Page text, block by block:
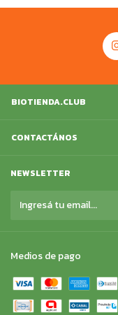
BIOTIENDA.CLUB
CONTACTÁNOS
NEWSLETTER
Medios de pago